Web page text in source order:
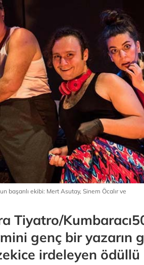
başarılı ekibi: Mert Asutay, Sinem Öcalır ve
Tiyatro/
genç bir yazarın
irdeleyen ödüllü